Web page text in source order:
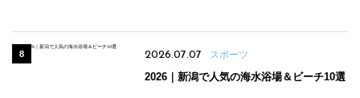
2026.07.07 スポーツ
2026｜新潟で人気の海水浴場＆ビーチ10選